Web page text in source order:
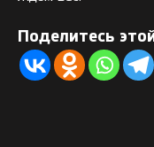
Поделитесь